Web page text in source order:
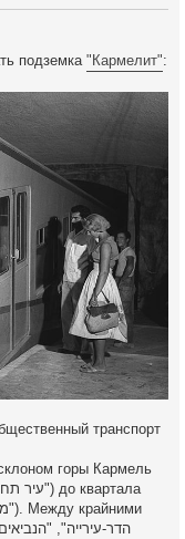
подземка "Кармелит":
транспорт
горы Кармель